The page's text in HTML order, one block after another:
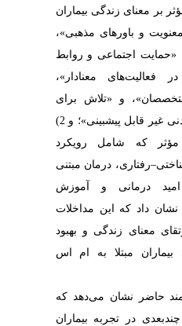
بر معنای زندگی بیماران
و باورهای مذهبی»،
«حمایت اجتماعی و روابط
فعالیت‌های معنادار»،
و «تلاش برای
حفظ قدرت و زندگی با بدنی غیر قابل پیش­بینی»؛ و 2)
مؤثر که شامل رویکرد
–رفتاری، درمان مبتنی
درمانی و آموزش
نشان داد که این مداخلات
معنای زندگی و بهبود
مبتلا به ام ‌اس
حاضر نشان می‌دهد که
در تجربه بیماران